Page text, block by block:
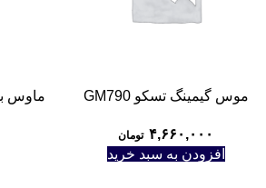
موس گیمینگ تسکو GM790
۴,۶۶۰,۰۰۰ تومان
افزودن به سبد خرید